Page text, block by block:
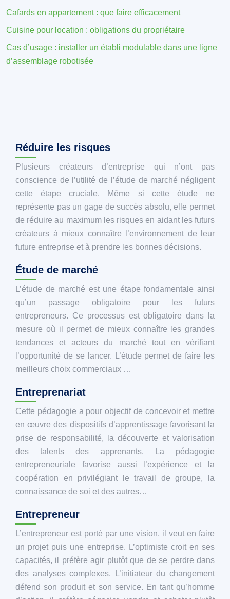
Cafards en appartement : que faire efficacement
Cuisine pour location : obligations du propriétaire
Cas d’usage : installer un établi modulable dans une ligne
d’assemblage robotisée
Réduire les risques
Plusieurs créateurs d’entreprise qui n’ont pas
conscience de l’utilité de l’étude de marché négligent
cette étape cruciale. Même si cette étude ne
représente pas un gage de succès absolu, elle permet
de réduire au maximum les risques en aidant les futurs
créateurs à mieux connaître l’environnement de leur
future entreprise et à prendre les bonnes décisions.
Étude de marché
L’étude de marché est une étape fondamentale ainsi
qu’un passage obligatoire pour les futurs
entrepreneurs. Ce processus est obligatoire dans la
mesure où il permet de mieux connaître les grandes
tendances et acteurs du marché tout en vérifiant
l’opportunité de se lancer. L’étude permet de faire les
meilleurs choix commerciaux …
Entreprenariat
Cette pédagogie a pour objectif de concevoir et mettre
en œuvre des dispositifs d’apprentissage favorisant la
prise de responsabilité, la découverte et valorisation
des talents des apprenants. La pédagogie
entrepreneuriale favorise aussi l’expérience et la
coopération en privilégiant le travail de groupe, la
connaissance de soi et des autres…
Entrepreneur
L’entrepreneur est porté par une vision, il veut en faire
un projet puis une entreprise. L’optimiste croit en ses
capacités, il préfère agir plutôt que de se perdre dans
des analyses complexes. L’initiateur du changement
défend son produit et son service. En tant qu’homme